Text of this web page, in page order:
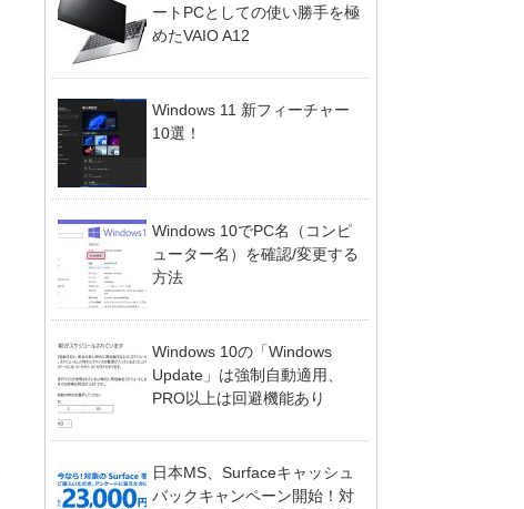
ートPCとしての使い勝手を極
めたVAIO A12
Windows 11 新フィーチャー
10選！
Windows 10でPC名（コンピ
ューター名）を確認/変更する
方法
Windows 10の「Windows
Update」は強制自動適用、
PRO以上は回避機能あり
日本MS、Surfaceキャッシュ
バックキャンペーン開始！対